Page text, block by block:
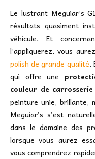
Le lustrant Meguiar’s
résultats quasiment
véhicule. Et
l’appliquerez, vous
polish de grande qualité.
qui offre une
couleur de carrosserie
peinture unie, brillante,
Meguiar’s s’est
dans le domaine des
lorsque vous aurez
vous comprendrez